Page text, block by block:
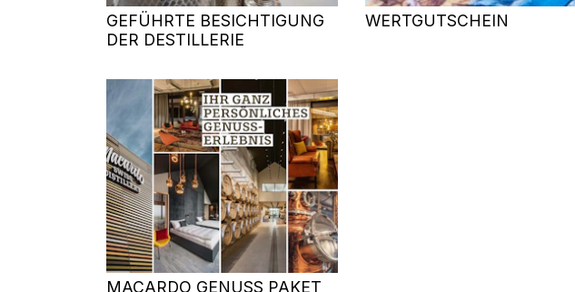
GEFÜHRTE BESICHTIGUNG
DER DESTILLERIE
WERTGUTSCHEIN
MACARDO GENUSS PAKET